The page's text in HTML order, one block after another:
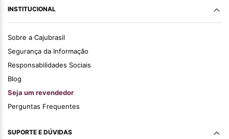
INSTITUCIONAL
Sobre a Cajubrasil
Segurança da Informação
Responsabilidades Sociais
Blog
Seja um revendedor
Perguntas Frequentes
SUPORTE E DÚVIDAS